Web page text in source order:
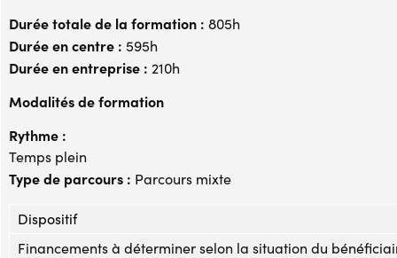
Durée totale de la formation : 805h
Durée en centre : 595h
Durée en entreprise : 210h
Modalités de formation
Rythme :
Temps plein
Type de parcours : Parcours mixte
Dispositif
Financements à déterminer selon la situation du